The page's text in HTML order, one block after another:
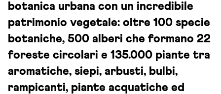
botanica urbana con un incredibile
patrimonio vegetale: oltre 100 specie
botaniche, 500 alberi che formano 22
foreste circolari e 135.000 piante tra
aromatiche, siepi, arbusti, bulbi,
rampicanti, piante acquatiche ed